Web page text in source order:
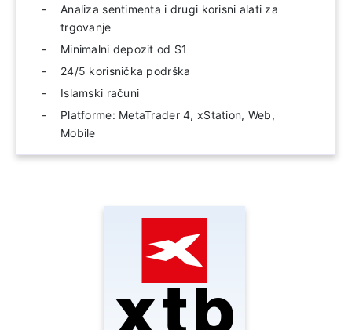
Analiza sentimenta i drugi korisni alati za
trgovanje
Minimalni depozit od $1
24/5 korisnička podrška
Islamski računi
Platforme: MetaTrader 4, xStation, Web,
Mobile